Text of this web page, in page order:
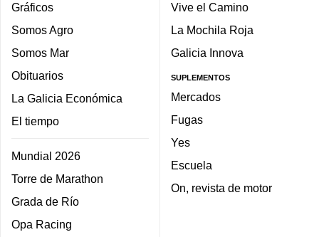
Gráficos
Somos Agro
Somos Mar
Obituarios
La Galicia Económica
El tiempo
Mundial 2026
Torre de Marathon
Grada de Río
Opa Racing
Vive el Camino
La Mochila Roja
Galicia Innova
SUPLEMENTOS
Mercados
Fugas
Yes
Escuela
On, revista de motor